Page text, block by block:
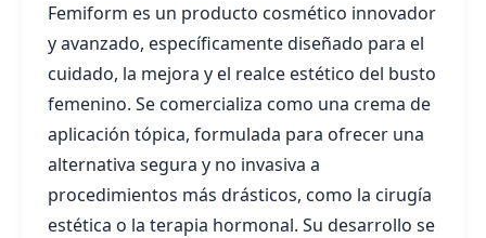
Femiform es un producto cosmético innovador
y avanzado, específicamente diseñado para el
cuidado, la mejora y el realce estético del busto
femenino. Se comercializa como una crema de
aplicación tópica, formulada para ofrecer una
alternativa segura y no invasiva a
procedimientos más drásticos, como la cirugía
estética o la terapia hormonal. Su desarrollo se